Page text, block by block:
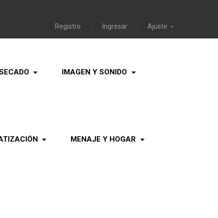
Ajuste 
Registro Ingresar
IMAGEN Y SONIDO
MENAJE Y HOGAR